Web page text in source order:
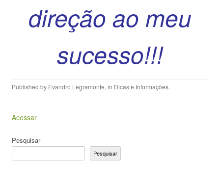
direção ao meu
sucesso!!!
Published by Evandro Legramonte, in Dicas e Informações.
Acessar
Pesquisar
Pesquisar